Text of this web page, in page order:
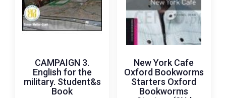
CAMPAIGN 3.
English for the
military. Student&s
Book
New York Cafe
Oxford Bookworms
Starters Oxford
Bookworms